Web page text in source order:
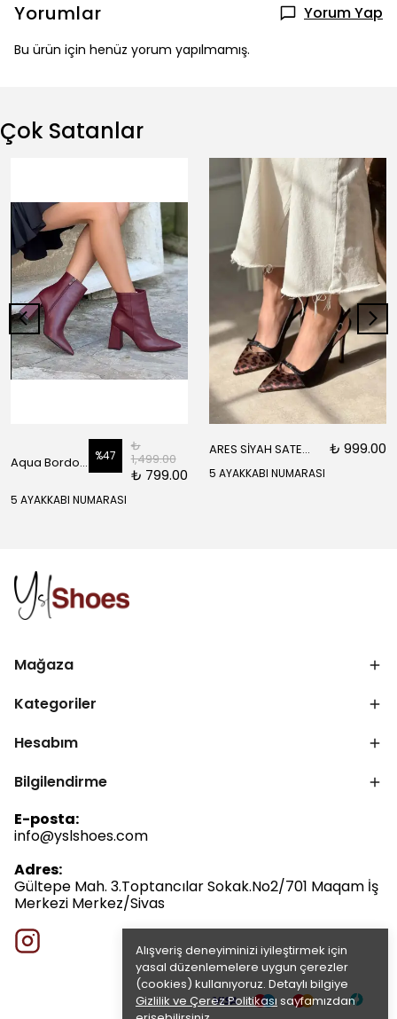
Alışveriş deneyiminizi iyileştirmek için
yasal düzenlemelere uygun çerezler
(cookies) kullanıyoruz. Detaylı bilgiye
Gizlilik ve Çerez Politikası sayfamızdan
Yorumlar Yorum Yap
Bu ürün için henüz yorum yapılmamış.
Çok Satanlar
Aqua Bordo Mat Fermuar Detay Sivri Burun Kadın Topuklu Bot %47
₺
1,499.00
₺ 799.00
5 AYAKKABI NUMARASI
ARES SİYAH SATEN ÖNÜ SARI SİYAH DETAYLI BİLEK BAĞLI KADIN TOPUKLU AYAKKABI ₺ 999.00
5 AYAKKABI NUMARASI
Mağaza
Kategoriler
Hesabım
Bilgilendirme
E-posta:
info@yslshoes.com
Adres:
Gültepe Mah. 3.Toptancılar Sokak.No2/701 Maqam İş
Merkezi Merkez/Sivas